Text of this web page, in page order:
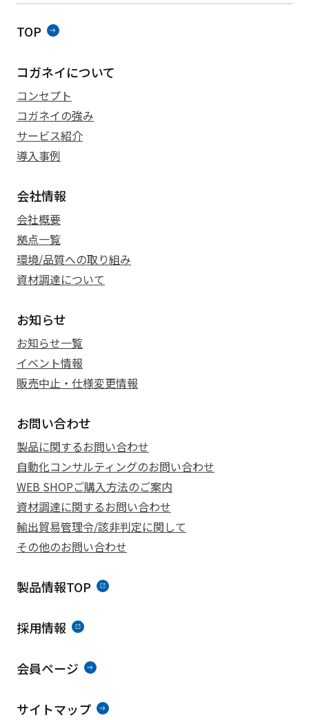
TOP
コガネイについて
コンセプト
コガネイの強み
サービス紹介
導入事例
会社情報
会社概要
拠点一覧
環境/品質への取り組み
資材調達について
お知らせ
お知らせ一覧
イベント情報
販売中止・仕様変更情報
お問い合わせ
製品に関するお問い合わせ
自動化コンサルティングのお問い合わせ
WEB SHOPご購入方法のご案内
資材調達に関するお問い合わせ
輸出貿易管理令/該非判定に関して
その他のお問い合わせ
製品情報TOP
採用情報
会員ページ
サイトマップ